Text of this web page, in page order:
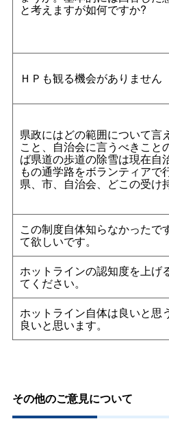
と考えますが如何ですか?
ＨＰも観る機会がありません
県政にはどの範囲について言
こと、自治会に言うべきこと
ば県道の歩道の除雪は現在自
もの通学路をボランティアで
県、市、自治会、どこの受け
この制度自体知らなかった
て欲しいです。
ホットラインの認知度を上げ
てください。
ホットライン自体は良いと思
良いと思います。
その他のご意見について